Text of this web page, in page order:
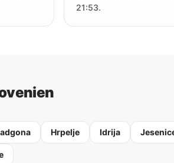
21:53.
Hrpelje Idrija